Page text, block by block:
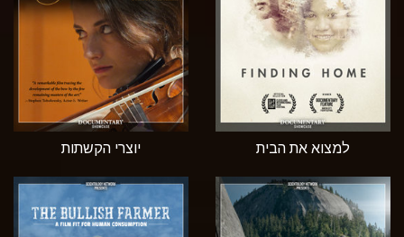
למצוא את הבית יוצרי הקשתות